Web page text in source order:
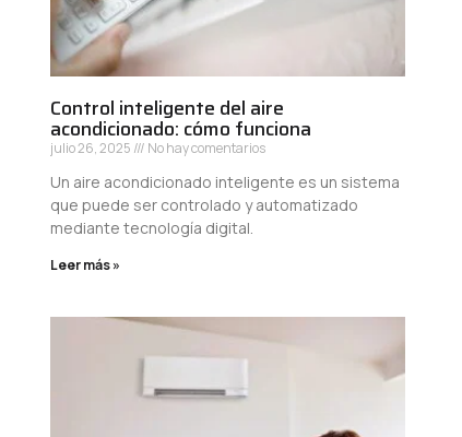
Control inteligente del aire
acondicionado: cómo funciona
julio 26, 2025 No hay comentarios
Un aire acondicionado inteligente es un sistema
que puede ser controlado y automatizado
mediante tecnología digital.
Leer más »